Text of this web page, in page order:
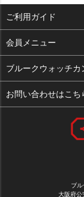
ご利用ガイド
よくある質問
支払い・送料
修理依頼
会員メニュー
ログイン
お気に入り
ブルークウォッチカ
会社概要
お問い合わせはこち
ブ
大阪府